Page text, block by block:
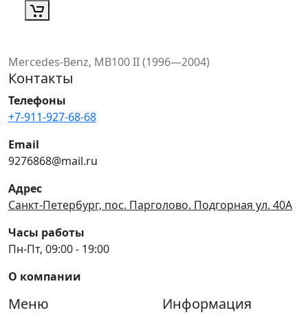
Mercedes-Benz, MB100 II (1996—2004)
Контакты
Телефоны
+7-911-927-68-68
Email
9276868@mail.ru
Адрес
Санкт-Петербург, пос. Парголово. Подгорная ул. 40А
Часы работы
Пн-Пт, 09:00 - 19:00
О компании
Меню Информация